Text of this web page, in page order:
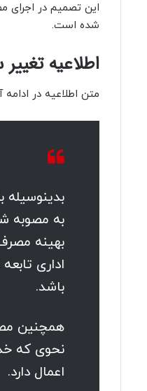
این تصمیم در اجرای
شده است.
اطلاعیه
متن اطلاعیه در
بدینوسیله
باشد.
همچنین
نحوی که
اعمال دارد.